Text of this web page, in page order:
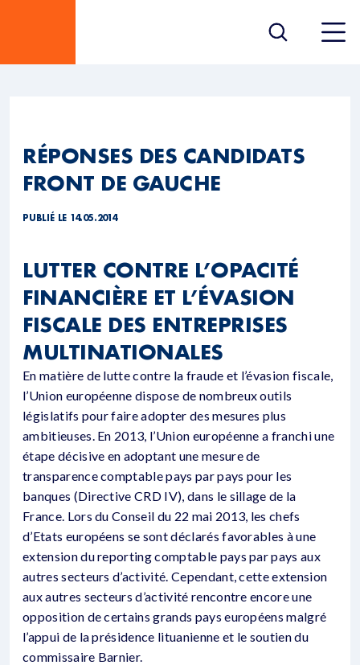
RÉPONSES DES CANDIDATS
FRONT DE GAUCHE
PUBLIÉ LE 14.05.2014
LUTTER CONTRE L’OPACITÉ
FINANCIÈRE ET L’ÉVASION
FISCALE DES ENTREPRISES
MULTINATIONALES
En matière de lutte contre la fraude et l’évasion fiscale,
l’Union européenne dispose de nombreux outils
législatifs pour faire adopter des mesures plus
ambitieuses. En 2013, l’Union européenne a franchi une
étape décisive en adoptant une mesure de
transparence comptable pays par pays pour les
banques (Directive CRD IV), dans le sillage de la
France. Lors du Conseil du 22 mai 2013, les chefs
d’Etats européens se sont déclarés favorables à une
extension du reporting comptable pays par pays aux
autres secteurs d’activité. Cependant, cette extension
aux autres secteurs d’activité rencontre encore une
opposition de certains grands pays européens malgré
l’appui de la présidence lituanienne et le soutien du
commissaire Barnier.